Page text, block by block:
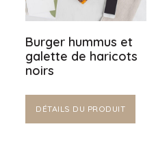
Burger hummus et
galette de haricots
noirs
DÉTAILS DU PRODUIT